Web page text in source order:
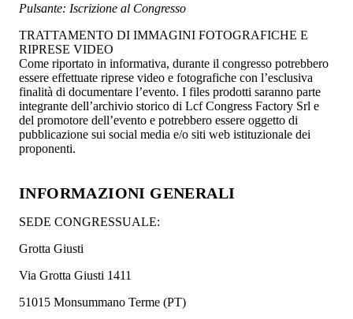
Pulsante: Iscrizione al Congresso
TRATTAMENTO DI IMMAGINI FOTOGRAFICHE E
RIPRESE VIDEO
Come riportato in informativa, durante il congresso potrebbero
essere effettuate riprese video e fotografiche con l’esclusiva
finalità di documentare l’evento. I files prodotti saranno parte
integrante dell’archivio storico di Lcf Congress Factory Srl e
del promotore dell’evento e potrebbero essere oggetto di
pubblicazione sui social media e/o siti web istituzionale dei
proponenti.
INFORMAZIONI GENERALI
SEDE CONGRESSUALE:
Grotta Giusti
Via Grotta Giusti 1411
51015 Monsummano Terme (PT)